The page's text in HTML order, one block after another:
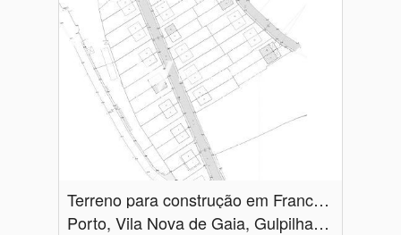
Terreno para construção em Francelos
Porto, Vila Nova de Gaia, Gulpilhares e Valadares